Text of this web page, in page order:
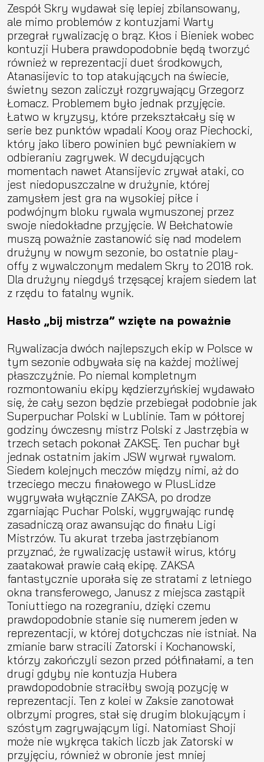
Zespół Skry wydawał się lepiej zbilansowany,
ale mimo problemów z kontuzjami Warty
przegrał rywalizację o brąz. Kłos i Bieniek wobec
kontuzji Hubera prawdopodobnie będą tworzyć
również w reprezentacji duet środkowych,
Atanasijevic to top atakujących na świecie,
świetny sezon zaliczył rozgrywający Grzegorz
Łomacz. Problemem było jednak przyjęcie.
Łatwo w kryzysy, które przekształcały się w
serie bez punktów wpadali Kooy oraz Piechocki,
który jako libero powinien być pewniakiem w
odbieraniu zagrywek. W decydujących
momentach nawet Atansijevic zrywał ataki, co
jest niedopuszczalne w drużynie, której
zamysłem jest gra na wysokiej piłce i
podwójnym bloku rywala wymuszonej przez
swoje niedokładne przyjęcie. W Bełchatowie
muszą poważnie zastanowić się nad modelem
drużyny w nowym sezonie, bo ostatnie play-
offy z wywalczonym medalem Skry to 2018 rok.
Dla drużyny niegdyś trzęsącej krajem siedem lat
z rzędu to fatalny wynik.
Hasło „bij mistrza” wzięte na poważnie
Rywalizacja dwóch najlepszych ekip w Polsce w
tym sezonie odbywała się na każdej możliwej
płaszczyźnie. Po niemal kompletnym
rozmontowaniu ekipy kędzierzyńskiej wydawało
się, że cały sezon będzie przebiegał podobnie jak
Superpuchar Polski w Lublinie. Tam w półtorej
godziny ówczesny mistrz Polski z Jastrzębia w
trzech setach pokonał ZAKSĘ. Ten puchar był
jednak ostatnim jakim JSW wyrwał rywalom.
Siedem kolejnych meczów między nimi, aż do
trzeciego meczu finałowego w PlusLidze
wygrywała wyłącznie ZAKSA, po drodze
zgarniając Puchar Polski, wygrywając rundę
zasadniczą oraz awansując do finału Ligi
Mistrzów. Tu akurat trzeba jastrzębianom
przyznać, że rywalizację ustawił wirus, który
zaatakował prawie całą ekipę. ZAKSA
fantastycznie uporała się ze stratami z letniego
okna transferowego, Janusz z miejsca zastąpił
Toniuttiego na rozegraniu, dzięki czemu
prawdopodobnie stanie się numerem jeden w
reprezentacji, w której dotychczas nie istniał. Na
zmianie barw stracili Zatorski i Kochanowski,
którzy zakończyli sezon przed półfinałami, a ten
drugi gdyby nie kontuzja Hubera
prawdopodobnie straciłby swoją pozycję w
reprezentacji. Ten z kolei w Zaksie zanotował
olbrzymi progres, stał się drugim blokującym i
szóstym zagrywającym ligi. Natomiast Shoji
może nie wykręca takich liczb jak Zatorski w
przyjęciu, również w obronie jest mniej